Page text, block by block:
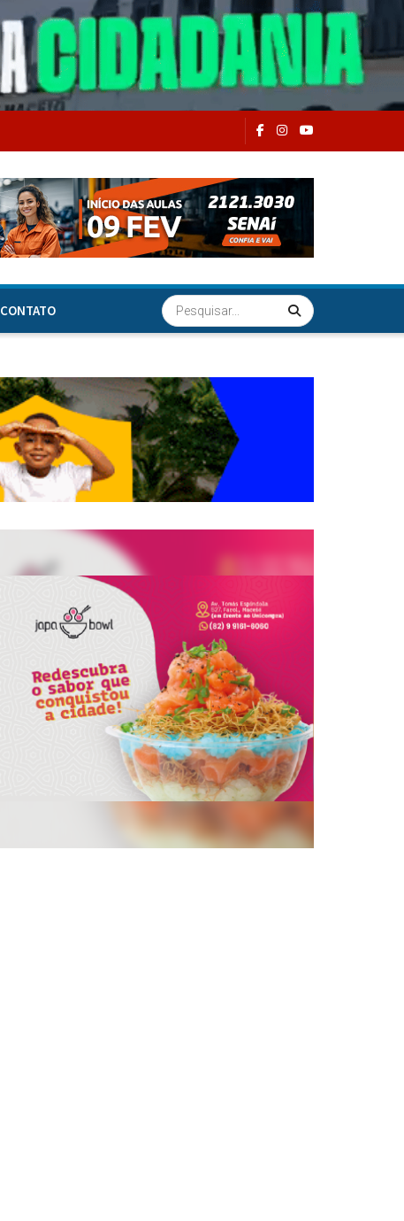
CONTATO